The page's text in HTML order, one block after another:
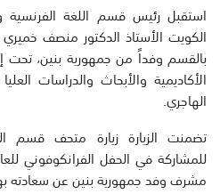
استقبل رئيس قسم اللغة الفرنسية
الكويت الأستاذ الدكتور منصف
بالقسم وفداً من جمهورية بنين،
الأكاديمية والأبحاث والدراسات
الهاجري.
تضمنت الزيارة زيارة متحف قسم
للمشاركة في الحفل الفرانكوفوني
مشرف وفد جمهورية بنين عن سعادته